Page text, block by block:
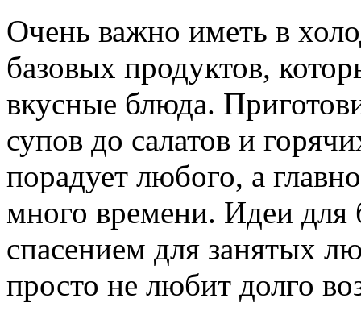
Очень важно иметь в
базовых продуктов,
вкусные блюда.
супов до салатов и
порадует любого, а
много времени. Идеи для
спасением для занятых
просто не любит долго